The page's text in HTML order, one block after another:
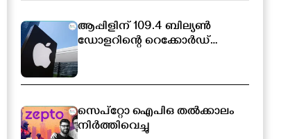
ആപ്പിളിന് 109.4 ബില്യൺ
ഡോളറിന്റെ റെക്കോർഡ്
സെപ്റ്റോ ഐപിഒ തൽക്കാലം
നിർത്തിവെച്ചു